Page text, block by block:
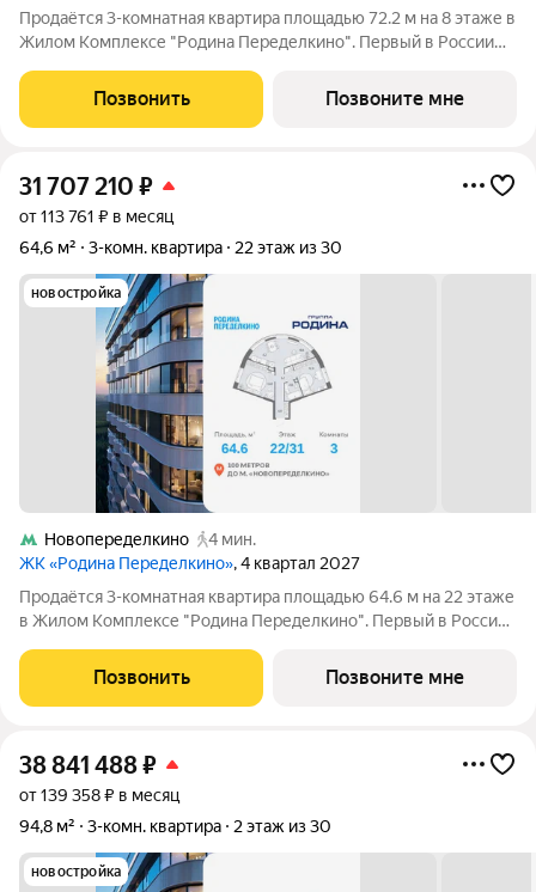
Продаётся 3-комнатная квартира площадью 72.2 м на 8 этаже в
Жилом Комплексе "Родина Переделкино". Первый в России
квартал бизнес-класса на Западе Москвы на границе с
Ульяновским лесопарком,
Позвонить Позвоните мне
31 707 210 ₽
от 113 761 ₽ в месяц
64,6 м²
3-комн. квартира 22 этаж из 30
новостройка
Новопеределкино
4 мин.
ЖК «Родина Переделкино», 4 квартал 2027
Продаётся 3-комнатная квартира площадью 64.6 м на 22 этаже
в Жилом Комплексе "Родина Переделкино". Первый в России
квартал бизнес-класса на Западе Москвы на границе с
Ульяновским лесопарком,
Позвонить Позвоните мне
38 841 488₽
от 139 358 ₽ в месяц
94,8 м²
3-комн. квартира 2 этаж из 30
новостройка